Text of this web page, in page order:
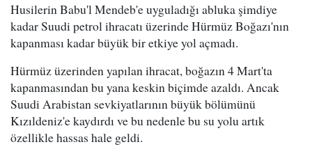
Husilerin Babu'l Mendeb'e uyguladığı abluka şimdiye
kadar Suudi petrol ihracatı üzerinde Hürmüz Boğazı'nın
kapanması kadar büyük bir etkiye yol açmadı.
Hürmüz üzerinden yapılan ihracat, boğazın 4 Mart'ta
kapanmasından bu yana keskin biçimde azaldı. Ancak
Suudi Arabistan sevkiyatlarının büyük bölümünü
Kızıldeniz'e kaydırdı ve bu nedenle bu su yolu artık
özellikle hassas hale geldi.